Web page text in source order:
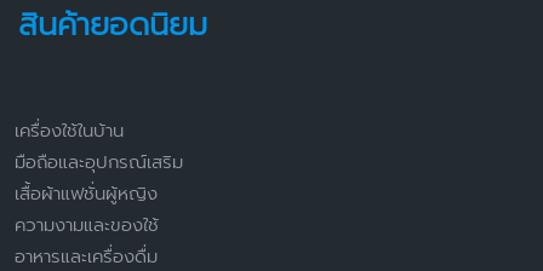
สินค้ายอดนิยม
เครื่องใช้ในบ้าน
มือถือและอุปกรณ์เสริม
เสื้อผ้าแฟชั่นผู้หญิง
ความงามและของใช้
อาหารและเครื่องดื่ม